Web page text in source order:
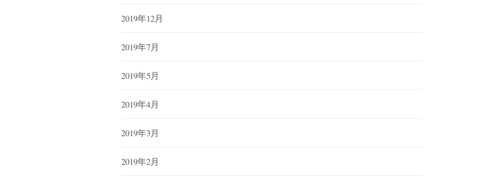
2019年12月
2019年7月
2019年5月
2019年4月
2019年3月
2019年2月